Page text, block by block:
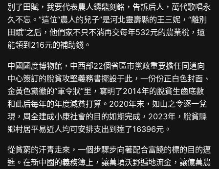
別了田賦，我要代表農人鑄鼎刻銘，告訴后人，萬代歌唱永
久不忘。”這位“農人的兒子”是河北靈壽縣的王三妮，“離別
田賦”之后，他們家不只不消再交每年532元的農業稅，還
能領到216元的補助錢。
中國國度博物館，中西部22個省區市黨政重要擔任同道向
中心簽訂的脫貧攻堅義務書擺設于此，一份份正白色封面、
金黃色黨徽的“軍令狀”里，寫明了2014年的脫貧生齒底數
和此后每年的年度減貧打算。2020年末，如山之令逐一兌
現，周全建成小康社會的目的如期完成，2023年，脫貧縣
鄉村居平易近人均可安排支出到達了16396元。
從貧窮的汗青走來，一個步驟步向著配合富饒的標的目的邁
進。在新中國的義務簿上，讓萬頃沃野遍地流金，讓億萬農